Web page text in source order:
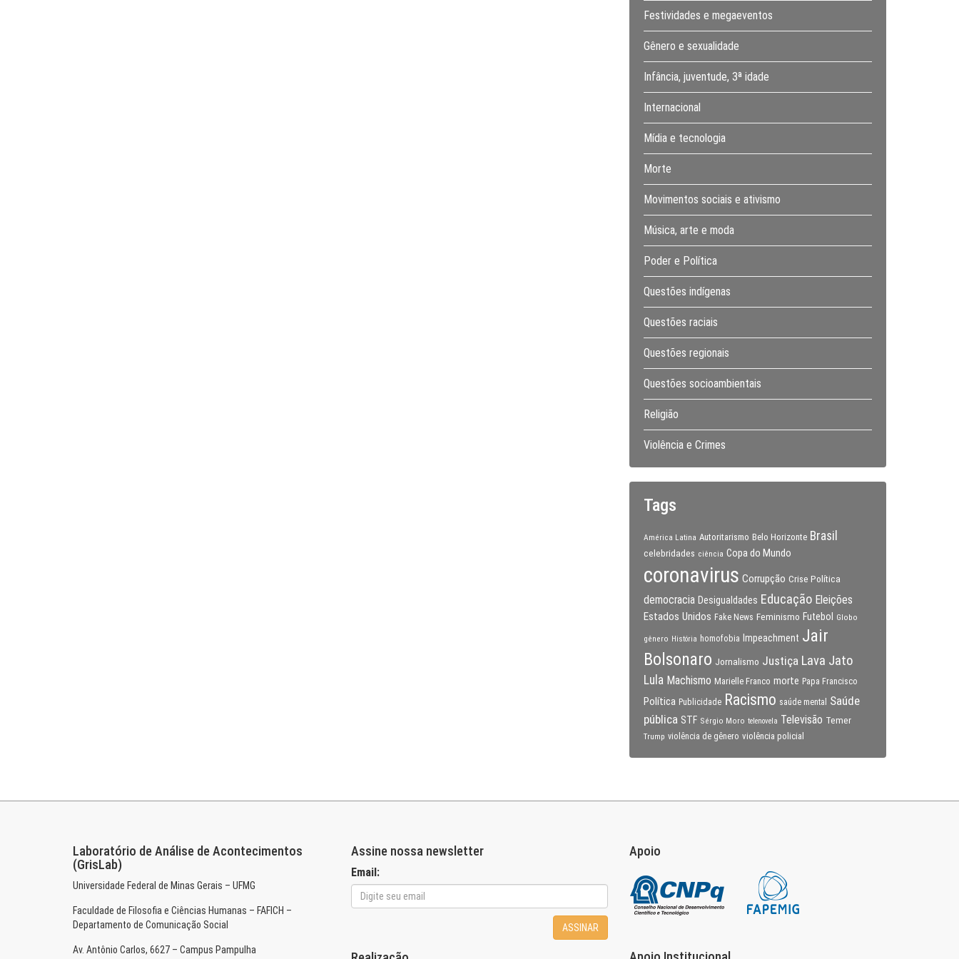
Festividades e megaeventos
Gênero e sexualidade
Infância, juventude, 3ª idade
Internacional
Mídia e tecnologia
Morte
Movimentos sociais e ativismo
Música, arte e moda
Poder e Política
Questões indígenas
Questões raciais
Questões regionais
Questões socioambientais
Religião
Violência e Crimes
Tags
América Latina Autoritarismo Belo Horizonte Brasil
celebridades ciência Copa do Mundo
coronavirus Corrupção Crise Política
democracia Desigualdades Educação Eleições
Estados Unidos Fake News Feminismo Futebol Globo
gênero História homofobia Impeachment Jair
Bolsonaro Jornalismo Justiça Lava Jato
Lula Machismo Marielle Franco morte Papa Francisco
Política Publicidade Racismo saúde mental
Saúde
pública STF Sérgio Moro telenovela Televisão Temer
Trump violência de gênero violência policial
Laboratório de Análise de Acontecimentos
(GrisLab)
Universidade Federal de Minas Gerais – UFMG
Faculdade de Filosofia e Ciências Humanas – FAFICH –
Departamento de Comunicação Social
Av. Antônio Carlos, 6627 – Campus Pampulha
Assine nossa newsletter
Email:
ASSINAR
Apoio